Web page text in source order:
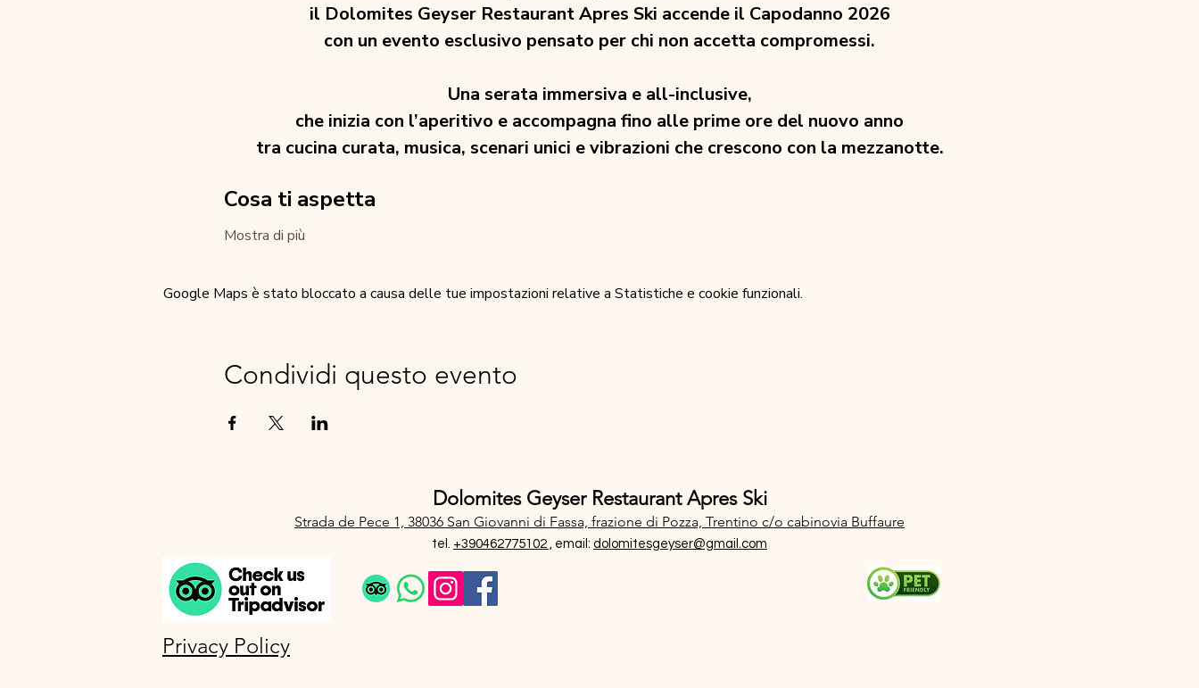
il Dolomites Geyser Restaurant Apres Ski accende il Capodanno 2026
con un evento esclusivo pensato per chi non accetta compromessi.
Una serata immersiva e all-inclusive,
che inizia con l’aperitivo e accompagna fino alle prime ore del nuovo anno
tra cucina curata, musica, scenari unici e vibrazioni che crescono con la mezzanotte.
Cosa ti aspetta
Mostra di più
Google Maps è stato bloccato a causa delle tue impostazioni relative a Statistiche e cookie funzionali.
Condividi questo evento
Dolomites Geyser Restaurant Apres Ski
Strada de Pece 1, 38036 San Giovanni di Fassa, frazione di Pozza, Trentino c/o cabinovia Buffaure
tel. +390462775102 , email: dolomitesgeyser@gmail.com
Privacy Policy